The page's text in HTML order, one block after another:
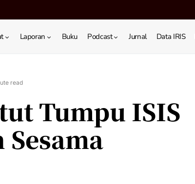
Laporan Buku Podcast Jurnal Data IRIS
read
Tumpu ISIS